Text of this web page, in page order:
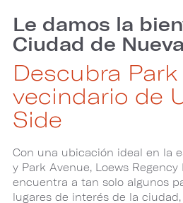
Le damos la
Ciudad de
Descubra
vecindario de
Side
Con una ubicación ideal en la
y Park Avenue, Loews Regency
encuentra a tan solo algunos
lugares de interés de la